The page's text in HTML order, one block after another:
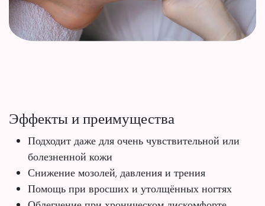
Эффекты и преимущества
Подходит даже для очень чувствительной или
болезненной кожи
Снижение мозолей, давления и трения
Помощь при вросших и утолщённых ногтях